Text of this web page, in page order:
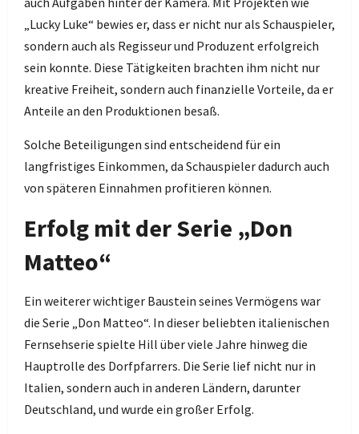
„Lucky Luke“ bewies er, dass er nicht nur als Schauspieler,
sondern auch als Regisseur und Produzent erfolgreich
sein konnte. Diese Tätigkeiten brachten ihm nicht nur
kreative Freiheit, sondern auch finanzielle Vorteile, da er
Anteile an den Produktionen besaß.
Solche Beteiligungen sind entscheidend für ein
langfristiges Einkommen, da Schauspieler dadurch auch
von späteren Einnahmen profitieren können.
Erfolg mit der Serie „Don
Matteo“
Ein weiterer wichtiger Baustein seines Vermögens war
die Serie „Don Matteo“. In dieser beliebten italienischen
Fernsehserie spielte Hill über viele Jahre hinweg die
Hauptrolle des Dorfpfarrers. Die Serie lief nicht nur in
Italien, sondern auch in anderen Ländern, darunter
Deutschland, und wurde ein großer Erfolg.